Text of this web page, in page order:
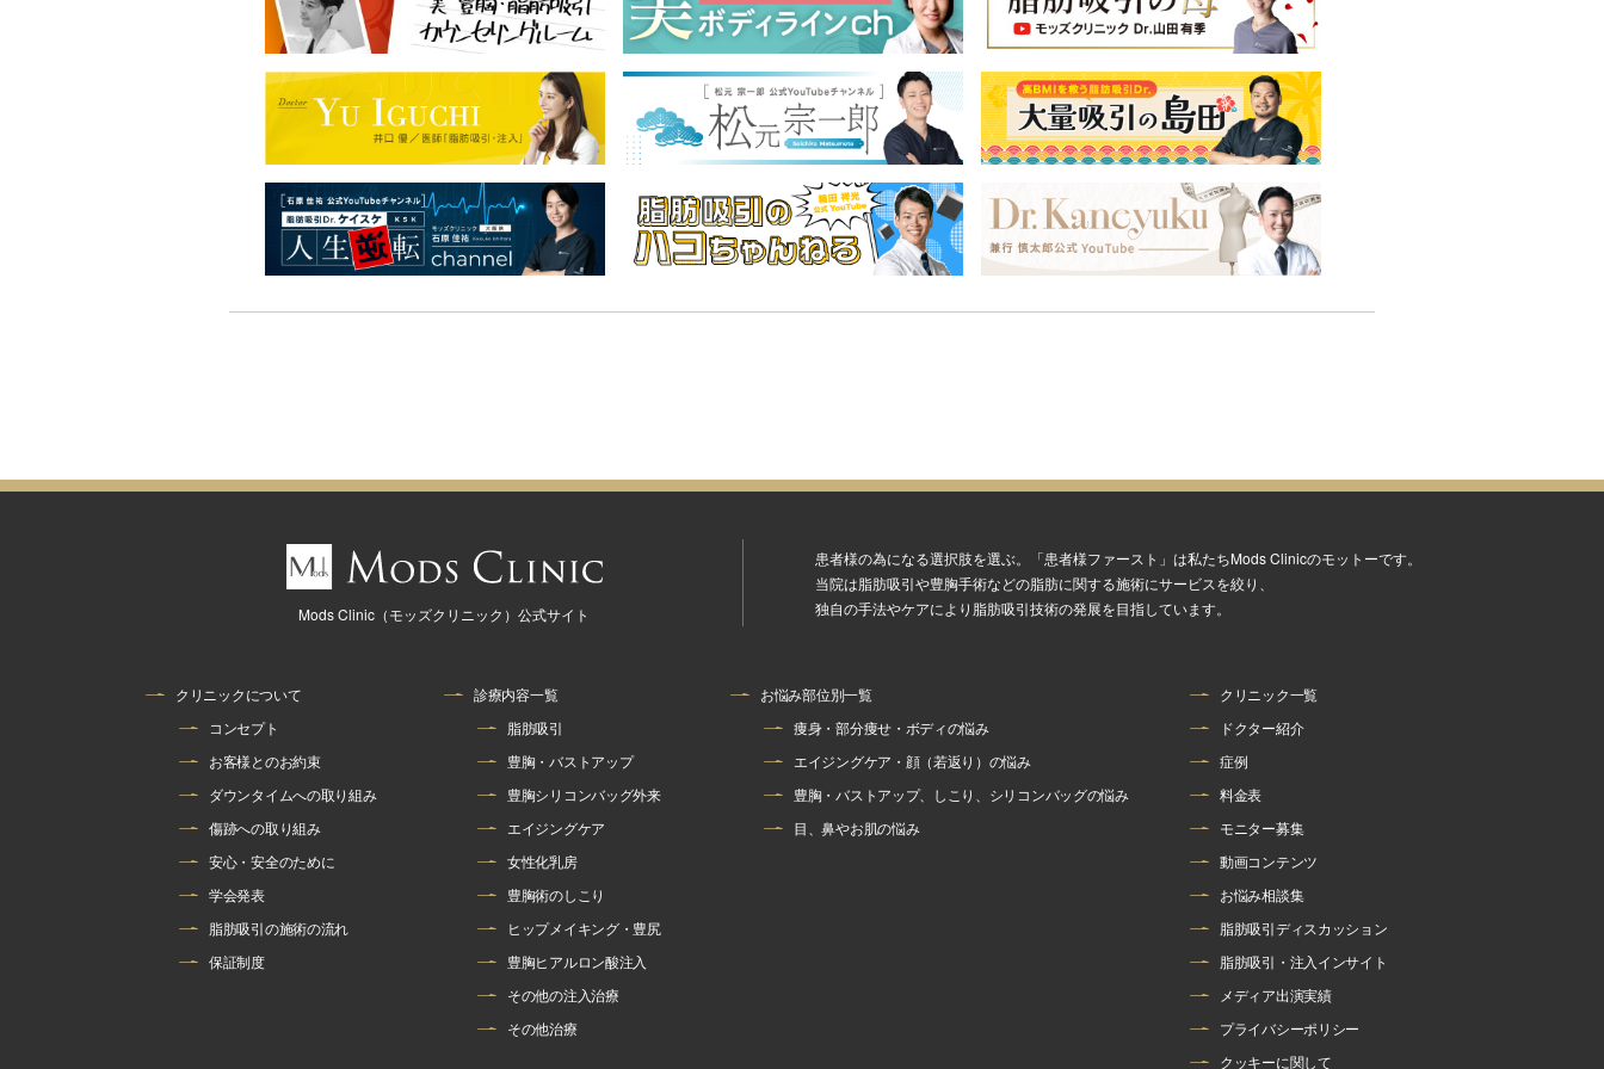
Mods Clinic（モッズクリニック）公式サイト
患者様の為になる選択肢を選ぶ。
「患者様ファースト」は私たちMods Clinicのモットーです。
当院は脂肪吸引や豊胸手術などの脂肪に関する施術にサービスを絞り、
独自の手法やケアにより脂肪吸引技術の発展を目指しています。
クリニックについて
コンセプト
お客様とのお約束
ダウンタイムへの取り組み
傷跡への取り組み
安心・安全のために
学会発表
脂肪吸引の施術の流れ
保証制度
診療内容一覧
脂肪吸引
豊胸・バストアップ
豊胸シリコンバッグ外来
エイジングケア
女性化乳房
豊胸術のしこり
ヒップメイキング・豊尻
豊胸ヒアルロン酸注入
その他の注入治療
その他治療
お悩み部位別一覧
痩身・部分痩せ・ボディの悩み
エイジングケア・顔（若返り）の悩み
豊胸・バストアップ、しこり、シリコンバッグの悩み
目、鼻やお肌の悩み
クリニック一覧
ドクター紹介
症例
料金表
モニター募集
動画コンテンツ
お悩み相談集
脂肪吸引ディスカッション
脂肪吸引・注入インサイト
メディア出演実績
プライバシーポリシー
クッキーに関して